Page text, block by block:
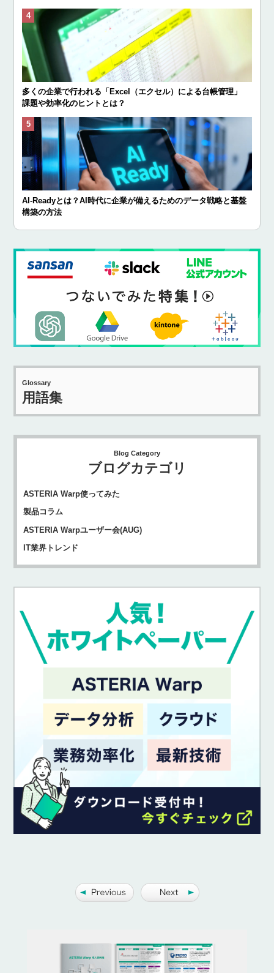
多くの企業で行われる「Excel（エクセル）による台帳管理」
課題や効率化のヒントとは？
AI-Readyとは？AI時代に企業が備えるためのデータ戦略と基盤
構築の方法
Glossary
用語集
Blog Category
ブログカテゴリ
ASTERIA Warp使ってみた
製品コラム
ASTERIA Warpユーザー会(AUG)
IT業界トレンド